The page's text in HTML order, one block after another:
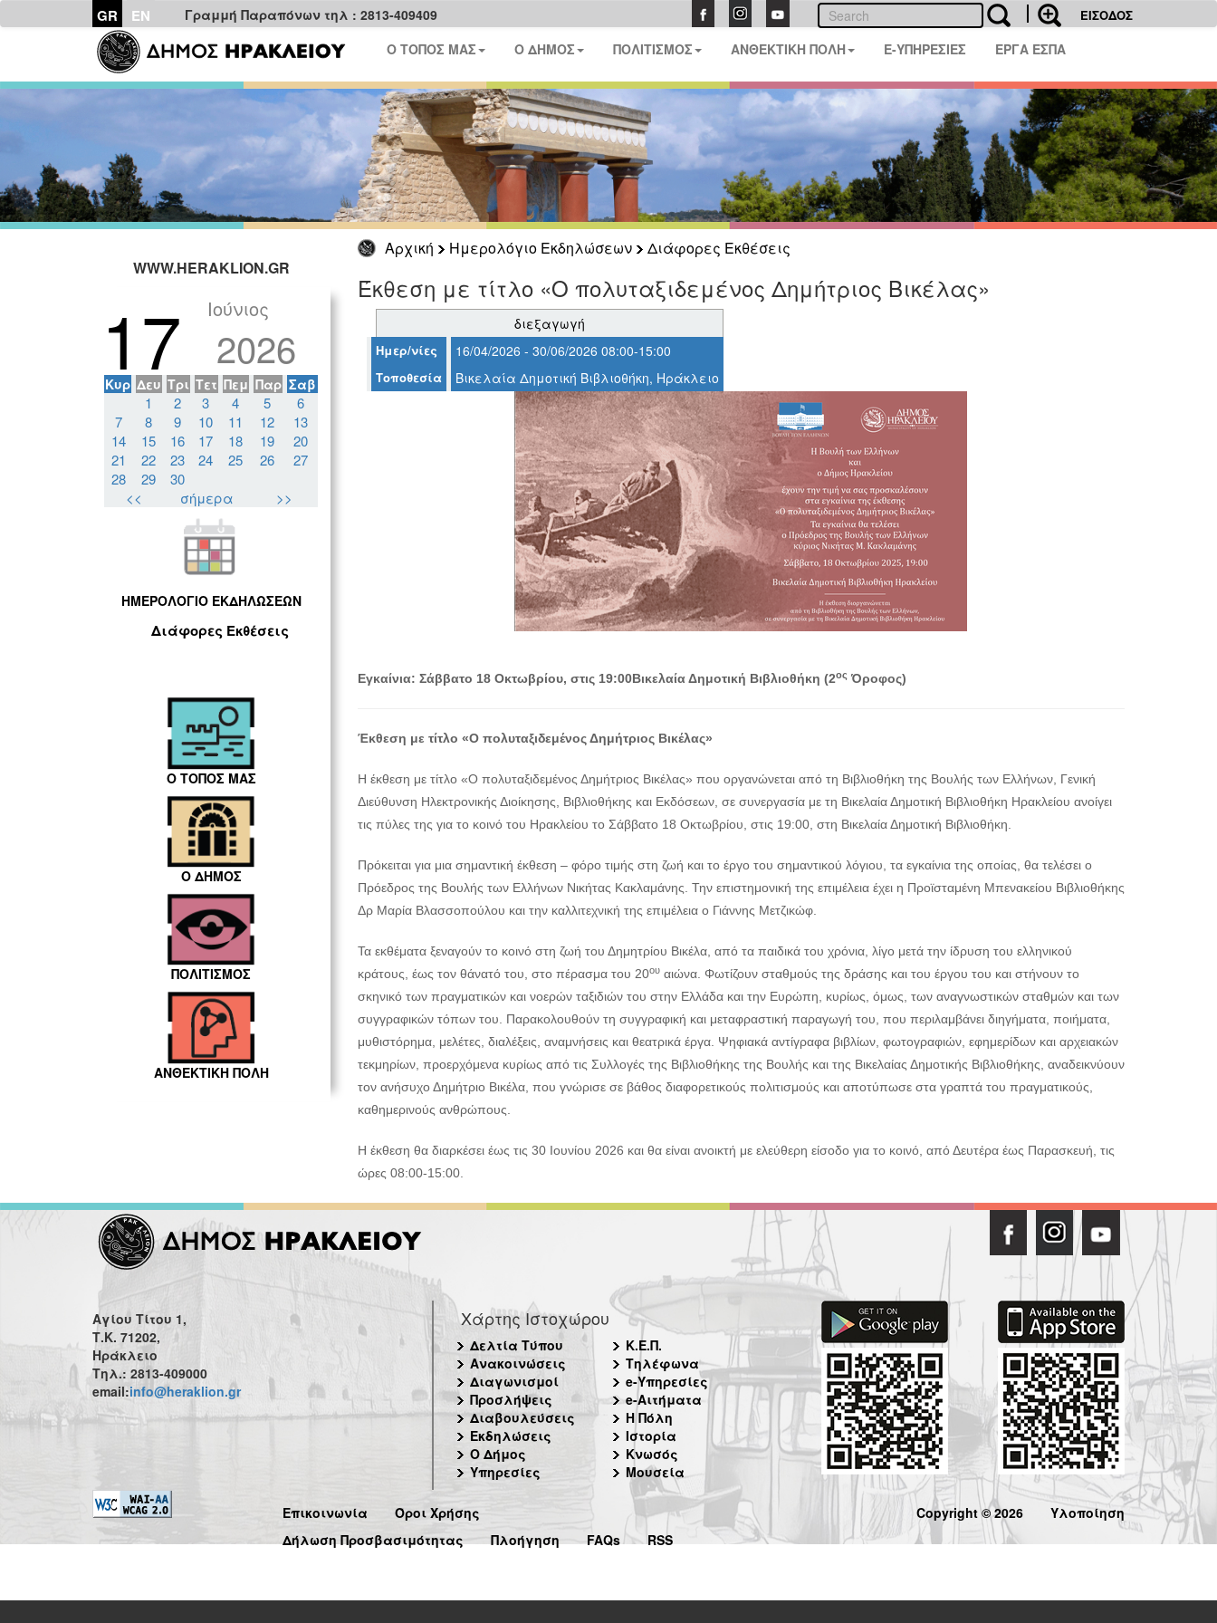
GR EN Γραμμή Παραπόνων τηλ : 2813-409409 ΕΙΣΟΔΟΣ
Ο ΤΟΠΟΣ ΜΑΣ Ο ΔΗΜΟΣ ΠΟΛΙΤΙΣΜΟΣ ΑΝΘΕΚΤΙΚΗ ΠΟΛΗ E-ΥΠΗΡΕΣΙΕΣ ΕΡΓΑ ΕΣΠΑ
Αρχική Ημερολόγιο Εκδηλώσεων
Διάφορες Εκθέσεις
WWW.HERAKLION.GR
17 Ιούνιος
2026
Κυρ Δευ Τρι Τετ Πεμ Παρ Σαβ
1 2 3 4 5
6
7
8 9 10 11 12
13
14
15 16 17 18 19
20
21
22 23 24 25 26
27
28
29
30
<<
σήμερα >>
ΗΜΕΡΟΛΟΓΙΟ ΕΚΔΗΛΩΣΕΩΝ
Διάφορες Εκθέσεις
Ο ΤΟΠΟΣ ΜΑΣ
Ο ΔΗΜΟΣ
ΠΟΛΙΤΙΣΜΟΣ
ΑΝΘΕΚΤΙΚΗ ΠΟΛΗ
Έκθεση με τίτλο «Ο πολυταξιδεμένος Δημήτριος Βικέλας»
διεξαγωγή
Ημερ/νίες 16/04/2026 - 30/06/2026 08:00-15:00
Τοποθεσία Βικελαία Δημοτική Βιβλιοθήκη, Ηράκλειο
Εγκαίνια: Σάββατο 18 Οκτωβρίου, στις 19:00Βικελαία Δημοτική Βιβλιοθήκη (2οςΌροφος)
Έκθεση με τίτλο «Ο πολυταξιδεμένος Δημήτριος Βικέλας»
Η έκθεση με τίτλο «Ο πολυταξιδεμένος Δημήτριος Βικέλας» που οργανώνεται από τη Βιβλιοθήκη της Βουλής των Ελλήνων, Γενική
Διεύθυνση Ηλεκτρονικής Διοίκησης, Βιβλιοθήκης και Εκδόσεων, σε συνεργασία με τη Βικελαία Δημοτική Βιβλιοθήκη Ηρακλείου ανοίγει
τις πύλες της για το κοινό του Ηρακλείου το Σάββατο 18 Οκτωβρίου, στις 19:00, στη Βικελαία Δημοτική Βιβλιοθήκη.
Πρόκειται για μια σημαντική έκθεση – φόρο τιμής στη ζωή και το έργο του σημαντικού λόγιου, τα εγκαίνια της οποίας, θα τελέσει ο
Πρόεδρος της Βουλής των Ελλήνων Νικήτας Κακλαμάνης. Την επιστημονική της επιμέλεια έχει η Προϊσταμένη Μπενακείου Βιβλιοθήκης
Δρ Μαρία Βλασσοπούλου και την καλλιτεχνική της επιμέλεια ο Γιάννης Μετζικώφ.
Τα εκθέματα ξεναγούν το κοινό στη ζωή του Δημητρίου Βικέλα, από τα παιδικά του χρόνια, λίγο μετά την ίδρυση του ελληνικού
κράτους, έως τον θάνατό του, στο πέρασμα του 20ουαιώνα. Φωτίζουν σταθμούς της δράσης και του έργου του και στήνουν το
σκηνικό των πραγματικών και νοερών ταξιδιών του στην Ελλάδα και την Ευρώπη, κυρίως, όμως, των αναγνωστικών σταθμών και των
συγγραφικών τόπων του. Παρακολουθούν τη συγγραφική και μεταφραστική παραγωγή του, που περιλαμβάνει διηγήματα, ποιήματα,
μυθιστόρημα, μελέτες, διαλέξεις, αναμνήσεις και θεατρικά έργα. Ψηφιακά αντίγραφα βιβλίων, φωτογραφιών, εφημερίδων και αρχειακών
τεκμηρίων, προερχόμενα κυρίως από τις Συλλογές της Βιβλιοθήκης της Βουλής και της Βικελαίας Δημοτικής Βιβλιοθήκης, αναδεικνύουν
τον ανήσυχο Δημήτριο Βικέλα, που γνώρισε σε βάθος διαφορετικούς πολιτισμούς και αποτύπωσε στα γραπτά του πραγματικούς,
καθημερινούς ανθρώπους.
Η έκθεση θα διαρκέσει έως τις 30 Ιουνίου 2026 και θα είναι ανοικτή με ελεύθερη είσοδο για το κοινό, από Δευτέρα έως Παρασκευή, τις
ώρες 08:00-15:00.
Αγίου Τίτου 1,
Τ.Κ. 71202,
Ηράκλειο
Τηλ.: 2813-409000
email:info@heraklion.gr
Χάρτης Ιστοχώρου
Δελτία Τύπου
Ανακοινώσεις
Διαγωνισμοί
Προσλήψεις
Διαβουλεύσεις
Εκδηλώσεις
Ο Δήμος
Υπηρεσίες
Κ.Ε.Π.
Τηλέφωνα
e-Υπηρεσίες
e-Αιτήματα
Η Πόλη
Ιστορία
Κνωσός
Μουσεία
Επικοινωνία
Όροι Χρήσης
Δήλωση Προσβασιμότητας
Πλοήγηση FAQs RSS
Copyright © 2026 Υλοποίηση